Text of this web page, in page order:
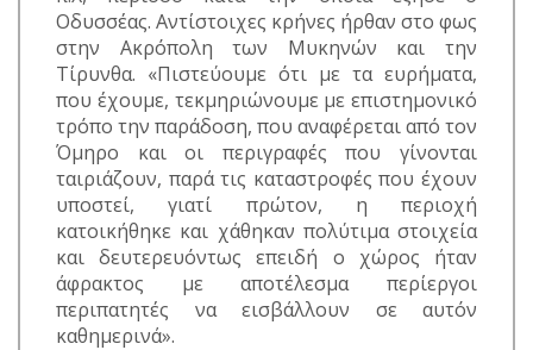
Οδυσσέας. Αντίστοιχες κρήνες ήρθαν στο φως
στην Ακρόπολη των Μυκηνών και την
Τίρυνθα. «Πιστεύουμε ότι με τα ευρήματα,
που έχουμε, τεκμηριώνουμε με επιστημονικό
τρόπο την παράδοση, που αναφέρεται από τον
Όμηρο και οι περιγραφές που γίνονται
ταιριάζουν, παρά τις καταστροφές που έχουν
υποστεί, γιατί πρώτον, η περιοχή
κατοικήθηκε και χάθηκαν πολύτιμα στοιχεία
και δευτερευόντως επειδή ο χώρος ήταν
άφρακτος με αποτέλεσμα περίεργοι
περιπατητές να εισβάλλουν σε αυτόν
καθημερινά».